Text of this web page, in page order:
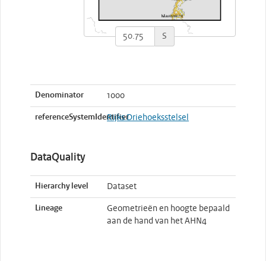
S
Denominator 1000
referenceSystemIdentifierRijks Driehoeksstelsel
DataQuality
Hierarchy level Dataset
Lineage
Geometrieën en hoogte bepaald
aan de hand van het AHN4